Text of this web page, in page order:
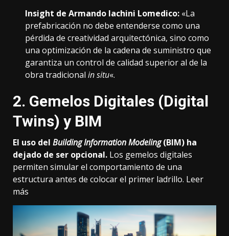
Insight de Armando Iachini Lomedico: «La
prefabricación no debe entenderse como una
pérdida de creatividad arquitectónica, sino como
una optimización de la cadena de suministro que
garantiza un control de calidad superior al de la
obra tradicional in situ«.
2. Gemelos Digitales (Digital
Twins) y BIM
El uso del Building Information Modeling(BIM) ha
dejado de ser opcional. Los gemelos digitales
permiten simular el comportamiento de una
estructura antes de colocar el primer ladrillo. Leer
más